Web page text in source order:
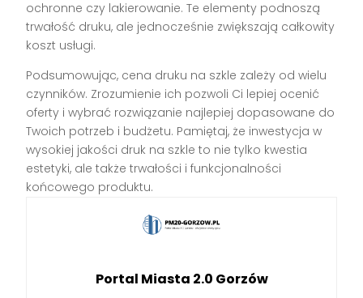
ochronne czy lakierowanie. Te elementy podnoszą
trwałość druku, ale jednocześnie zwiększają całkowity
koszt usługi.
Podsumowując, cena druku na szkle zależy od wielu
czynników. Zrozumienie ich pozwoli Ci lepiej ocenić
oferty i wybrać rozwiązanie najlepiej dopasowane do
Twoich potrzeb i budżetu. Pamiętaj, że inwestycja w
wysokiej jakości druk na szkle to nie tylko kwestia
estetyki, ale także trwałości i funkcjonalności
końcowego produktu.
Portal Miasta 2.0 Gorzów